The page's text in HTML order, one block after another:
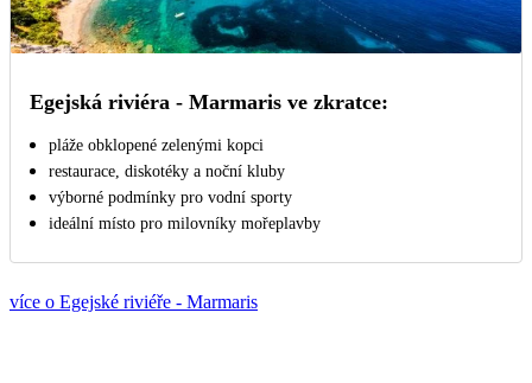
Egejská riviéra - Marmaris ve zkratce:
pláže obklopené zelenými kopci
restaurace, diskotéky a noční kluby
výborné podmínky pro vodní sporty
ideální místo pro milovníky mořeplavby
více o Egejské riviéře - Marmaris